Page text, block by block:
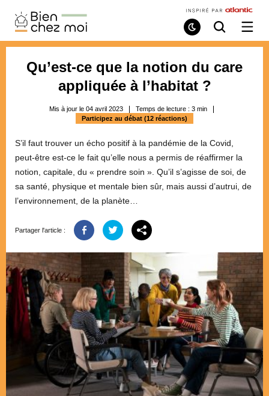
Bien
Chez
Moi
Mode
de
Recherche
/
Qu’est-ce que la notion du care
appliquée à l’habitat ?
Mis à jour le 04 avril 2023 Temps de lecture : 3 min
Participez au débat (12 réactions)
S’il faut trouver un écho positif à la pandémie de la Covid,
peut-être est-ce le fait qu’elle nous a permis de réaffirmer la
notion, capitale, du « prendre soin ». Qu’il s’agisse de soi, de
sa santé, physique et mentale bien sûr, mais aussi d’autrui, de
l’environnement, de la planète…
Partager l'article :